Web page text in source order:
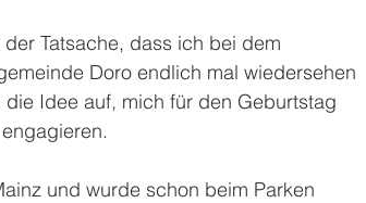
Tatsache, dass ich bei dem
Doro endlich mal wiedersehen
Idee auf, mich für den Geburtstag
und wurde schon beim Parken